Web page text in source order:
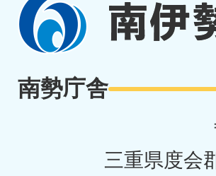
南勢庁舎
三重県度会